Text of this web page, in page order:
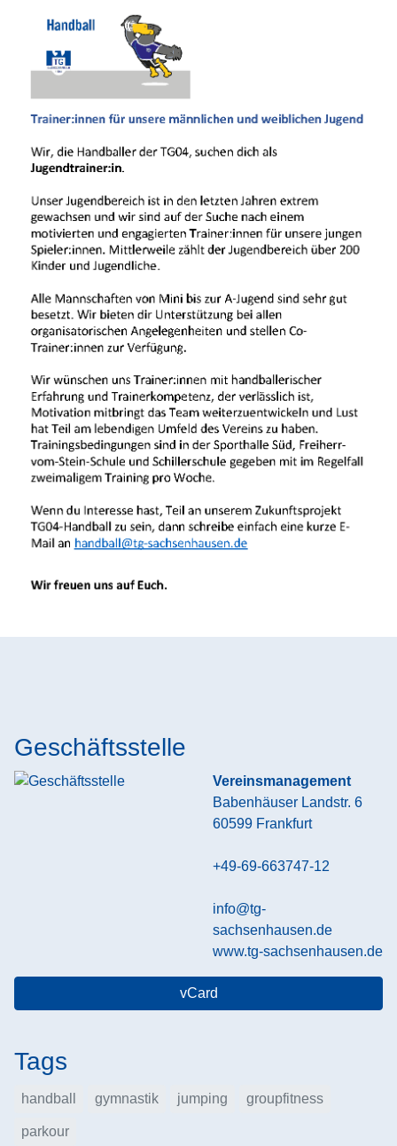
Geschäftsstelle
Vereinsmanagement
Babenhäuser Landstr. 6
60599 Frankfurt
+49-69-663747-12
info@tg-
sachsenhausen.de
www.tg-sachsenhausen.de
vCard
Tags
handball gymnastik jumping groupfitness
parkour